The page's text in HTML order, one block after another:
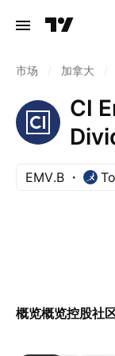
市场 加拿大
CI
EMV.B
概览概览控股社